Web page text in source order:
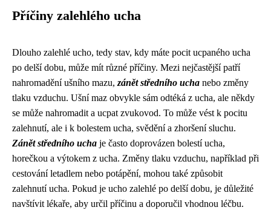
Příčiny zalehlého ucha
Dlouho zalehlé ucho, tedy stav, kdy máte pocit ucpaného ucha
po delší dobu, může mít různé příčiny. Mezi nejčastější patří
nahromadění ušního mazu, zánět středního ucha nebo změny
tlaku vzduchu. Ušní maz obvykle sám odtéká z ucha, ale někdy
se může nahromadit a ucpat zvukovod. To může vést k pocitu
zalehnutí, ale i k bolestem ucha, svědění a zhoršení sluchu.
Zánět středního ucha je často doprovázen bolestí ucha,
horečkou a výtokem z ucha. Změny tlaku vzduchu, například při
cestování letadlem nebo potápění, mohou také způsobit
zalehnutí ucha. Pokud je ucho zalehlé po delší dobu, je důležité
navštívit lékaře, aby určil příčinu a doporučil vhodnou léčbu.